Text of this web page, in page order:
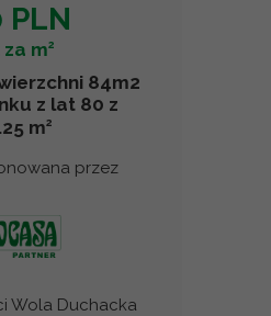
PLN
za m2
84m2
z lat 80 z
m2
przez
Wola Duchacka